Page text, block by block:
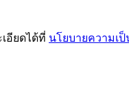
อียดได้ที่ นโยบายความเ